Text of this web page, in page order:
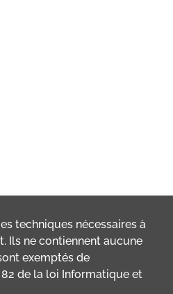
techniques nécessaires à
Ils ne contiennent aucune
exemptés de
de la loi Informatique et